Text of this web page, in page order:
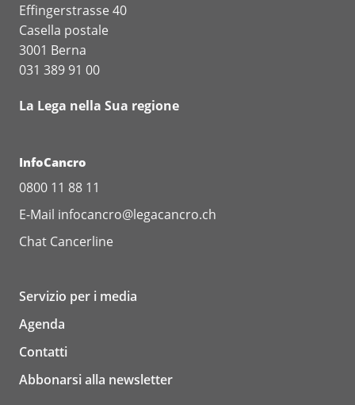
Effingerstrasse 40
Casella postale
3001 Berna
031 389 91 00
La Lega nella Sua regione
InfoCancro
0800 11 88 11
E-Mail infocancro@legacancro.ch
Chat Cancerline
Servizio per i media
Agenda
Contatti
Abbonarsi alla newsletter